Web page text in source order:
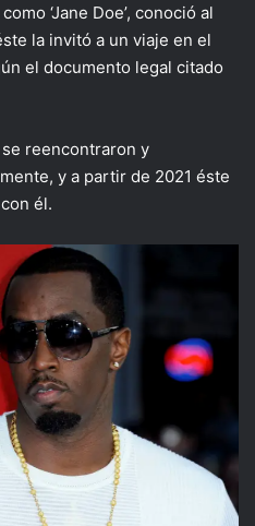
‘Jane Doe’, conoció al
la invitó a un viaje en el
el documento legal citado
se reencontraron y
y a partir de 2021 éste
él.